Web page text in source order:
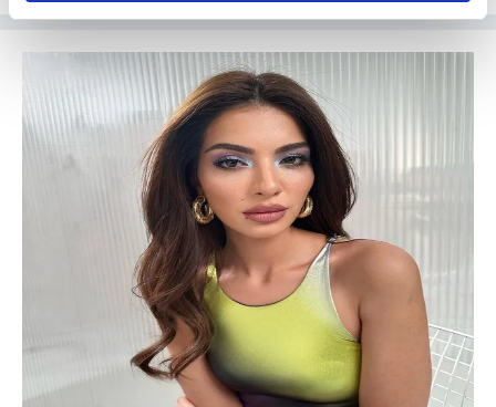
reklamların maliyetlerimizi karşılamak noktasında tek gelir
kalemimiz olduğunu sizlere hatırlatmak isteriz.
Her halükârda, kullanıcılar, bu çerezlere izin vermedikleri
takdirde, kullanıcılara hedefli reklamlar
gösterilmeyecektir."
Sizlere daha iyi bir hizmet sunabilmek için İnternet
Sitemizde kendimize ve üçüncü kişilere ait çerezler
kullanılmaktadır. Bu çerezler vasıtasıyla çeşitli kişisel
verileriniz işlenmekte olup gerekli olan çerezler bilgi
toplumu hizmetlerinin sunulması amacıyla
kullanılmaktadır. Diğer çerezler, sitemizin daha işlevsel
kılınması ve kişiselleştirilmesi ve sizlere yönelik
reklam/pazarlama faaliyetlerinin yapılması, amaçlarıyla